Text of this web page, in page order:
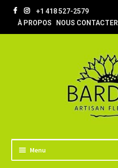
Aller
la
Aller
au
contenu
+1 418 527-2579
À PROPOS
NOUS CONTACTER
Menu